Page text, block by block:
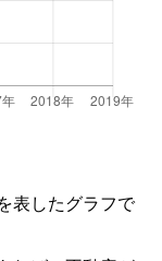
表したグラフで